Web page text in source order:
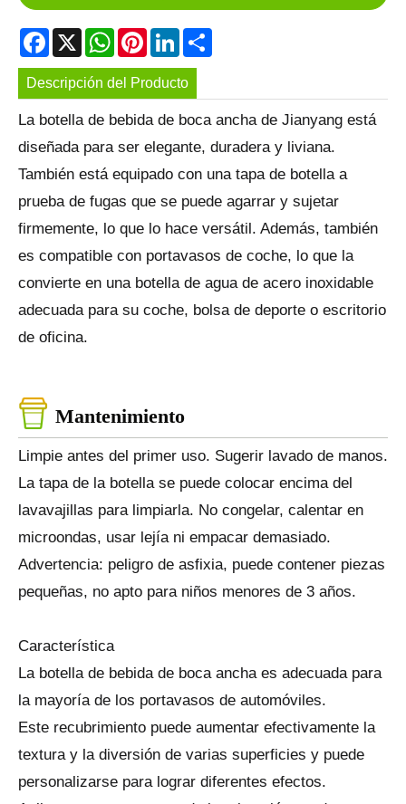
Facebook
X WhatsApp
PinterestLinkedIn
Descripción del Producto
La botella de bebida de boca ancha de Jianyang está
diseñada para ser elegante, duradera y liviana.
También está equipado con una tapa de botella a
prueba de fugas que se puede agarrar y sujetar
firmemente, lo que lo hace versátil. Además, también
es compatible con portavasos de coche, lo que la
convierte en una botella de agua de acero inoxidable
adecuada para su coche, bolsa de deporte o escritorio
de oficina.
Mantenimiento
Limpie antes del primer uso. Sugerir lavado de manos.
La tapa de la botella se puede colocar encima del
lavavajillas para limpiarla. No congelar, calentar en
microondas, usar lejía ni empacar demasiado.
Advertencia: peligro de asfixia, puede contener piezas
pequeñas, no apto para niños menores de 3 años.
Característica
La botella de bebida de boca ancha es adecuada para
la mayoría de los portavasos de automóviles.
Este recubrimiento puede aumentar efectivamente la
textura y la diversión de varias superficies y puede
personalizarse para lograr diferentes efectos.